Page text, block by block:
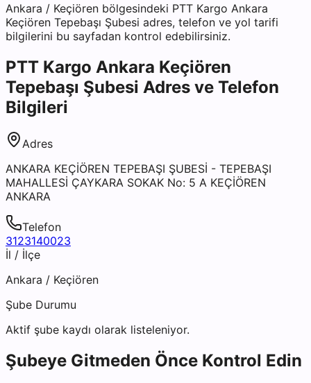
Ankara / Keçiören bölgesindeki PTT Kargo Ankara
Keçiören Tepebaşı Şubesi adres, telefon ve yol tarifi
bilgilerini bu sayfadan kontrol edebilirsiniz.
PTT Kargo Ankara Keçiören
Tepebaşı Şubesi Adres ve Telefon
Bilgileri
Adres
ANKARA KEÇİÖREN TEPEBAŞI ŞUBESİ - TEPEBAŞI
MAHALLESİ ÇAYKARA SOKAK No: 5 A KEÇİÖREN
ANKARA
Telefon
3123140023
İl / İlçe
Ankara / Keçiören
Şube Durumu
Aktif şube kaydı olarak listeleniyor.
Şubeye Gitmeden Önce Kontrol Edin